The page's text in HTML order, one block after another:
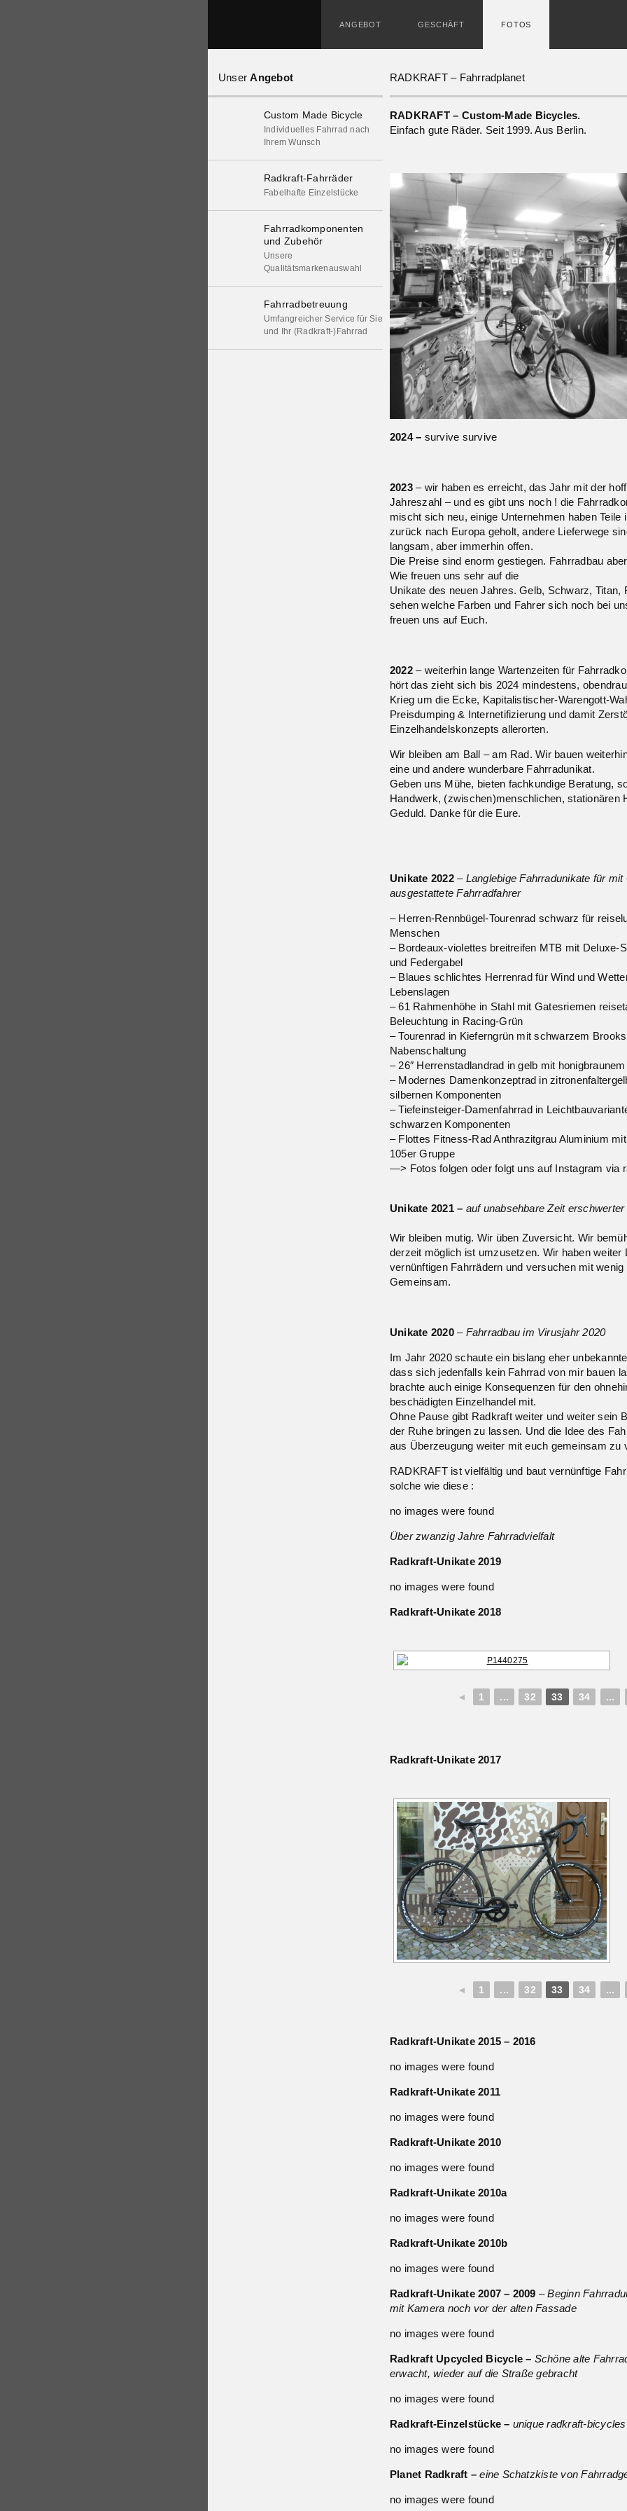
ANGEBOT GESCHÄFT FOTOS
UnserAngebot
Custom Made Bicycle
Individuelles Fahrrad nach
Ihrem Wunsch
Radkraft-Fahrräder
Fabelhafte Einzelstücke
Fahrradkomponenten
und Zubehör
Unsere
Qualitätsmarkenauswahl
Fahrradbetreuung
Umfangreicher Service für Sie
und Ihr (Radkraft-)Fahrrad
RADKRAFT – Fahrradplanet
RADKRAFT – Custom-Made Bicycles.
Einfach gute Räder. Seit 1999. Aus Berlin.
2024 – survive survive
2023– wir haben es erreicht, das Jahr mit der
Jahreszahl – und es gibt uns noch ! die
mischt sich neu, einige Unternehmen haben Teile
zurück nach Europa geholt, andere Lieferwege
langsam, aber immerhin offen.
Die Preise sind enorm gestiegen. Fahrradbau
Wie freuen uns sehr auf die
Unikate des neuen Jahres. Gelb, Schwarz, Titan,
sehen welche Farben und Fahrer sich noch bei
freuen uns auf Euch.
2022– weiterhin lange Wartenzeiten für
hört das zieht sich bis 2024 mindestens,
Krieg um die Ecke, Kapitalistischer-Warengott-
Preisdumping & Internetifizierung und damit
Einzelhandelskonzepts allerorten.
Wir bleiben am Ball – am Rad. Wir bauen
eine und andere wunderbare Fahrradunikat.
Geben uns Mühe, bieten fachkundige Beratung,
Handwerk, (zwischen)menschlichen, stationären
Geduld. Danke für die Eure.
Unikate 2022 – Langlebige Fahrradunikate für mit
ausgestattete Fahrradfahrer
– Herren-Rennbügel-Tourenrad schwarz für
Menschen
– Bordeaux-violettes breitreifen MTB mit Deluxe-
und Federgabel
– Blaues schlichtes Herrenrad für Wind und
Lebenslagen
– 61 Rahmenhöhe in Stahl mit Gatesriemen
Beleuchtung in Racing-Grün
– Tourenrad in Kieferngrün mit schwarzem
Nabenschaltung
– 26″ Herrenstadlandrad in gelb mit
– Modernes Damenkonzeptrad in
silbernen Komponenten
– Tiefeinsteiger-Damenfahrrad in
schwarzen Komponenten
– Flottes Fitness-Rad Anthrazitgrau Aluminium
105er Gruppe
—> Fotos folgen oder folgt uns auf Instagram via
Unikate 2021– auf unabsehbare Zeit
Wir bleiben mutig. Wir üben Zuversicht. Wir
derzeit möglich ist umzusetzen. Wir haben weiter
vernünftigen Fahrrädern und versuchen mit
Gemeinsam.
Unikate 2020– Fahrradbau im Virusjahr 2020
Im Jahr 2020 schaute ein bislang eher
dass sich jedenfalls kein Fahrrad von mir bauen
brachte auch einige Konsequenzen für den
beschädigten Einzelhandel mit.
Ohne Pause gibt Radkraft weiter und weiter sein
der Ruhe bringen zu lassen. Und die Idee des
aus Überzeugung weiter mit euch gemeinsam zu
RADKRAFT ist vielfältig und baut vernünftige
solche wie diese :
no images were found
Über zwanzig Jahre Fahrradvielfalt
Radkraft-Unikate 2019
no images were found
Radkraft-Unikate 2018
◄ 1 ... 32 33 34 ...
Radkraft-Unikate 2017
◄ 1 ... 32 33 34 ...
Radkraft-Unikate 2015 – 2016
no images were found
Radkraft-Unikate 2011
no images were found
Radkraft-Unikate 2010
no images were found
Radkraft-Unikate 2010a
no images were found
Radkraft-Unikate 2010b
no images were found
Radkraft-Unikate 2007 – 2009 – Beginn
mit Kamera noch vor der alten Fassade
no images were found
Radkraft Upcycled Bicycle – Schöne alte
erwacht, wieder auf die Straße gebracht
no images were found
Radkraft-Einzelstücke – unique radkraft-
no images were found
Planet Radkraft –eine Schatzkiste von
no images were found